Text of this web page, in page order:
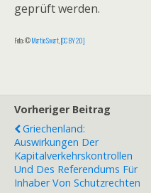
geprüft werden.
Foto: ©Martie Swart,[CC BY 2.0]
Vorheriger Beitrag
Griechenland:
Auswirkungen Der
Kapitalverkehrskontrollen
Und Des Referendums Für
Inhaber Von Schutzrechten